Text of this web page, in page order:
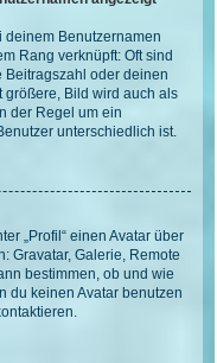
deinem Benutzernamen
Rang verknüpft: Oft sind
Beitragszahl oder deinen
größere, Bild wird auch als
der Regel um ein
unterschiedlich ist.
„Profil“ einen Avatar über
Gravatar, Galerie, Remote
bestimmen, ob und wie
du keinen Avatar benutzen